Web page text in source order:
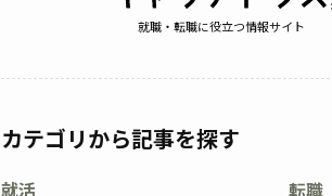
就職・転職に役立つ情報サイト
カテゴリから記事を探す
就活 転職